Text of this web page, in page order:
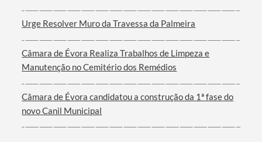
Urge Resolver Muro da Travessa da Palmeira
Câmara de Évora Realiza Trabalhos de Limpeza e
Manutenção no Cemitério dos Remédios
Câmara de Évora candidatou a construção da 1ª fase do
novo Canil Municipal